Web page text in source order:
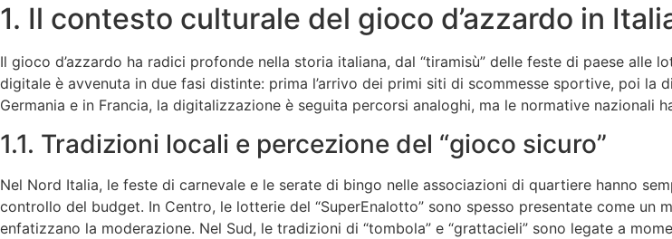
1. Il contesto culturale del gioco d’azzardo in
Il gioco d’azzardo ha radici profonde nella storia italiana, dal “tiramisù” delle feste di paese
digitale è avvenuta in due fasi distinte: prima l’arrivo dei primi siti di scommesse sportive, poi la
Germania e in Francia, la digitalizzazione è seguita percorsi analoghi, ma le normative nazionali
1.1. Tradizioni locali e percezione del “gioco sicuro”
Nel Nord Italia, le feste di carnevale e le serate di bingo nelle associazioni di quartiere hanno
controllo del budget. In Centro, le lotterie del “SuperEnalotto” sono spesso presentate come un
enfatizzano la moderazione. Nel Sud, le tradizioni di “tombola” e “grattacieli” sono legate a